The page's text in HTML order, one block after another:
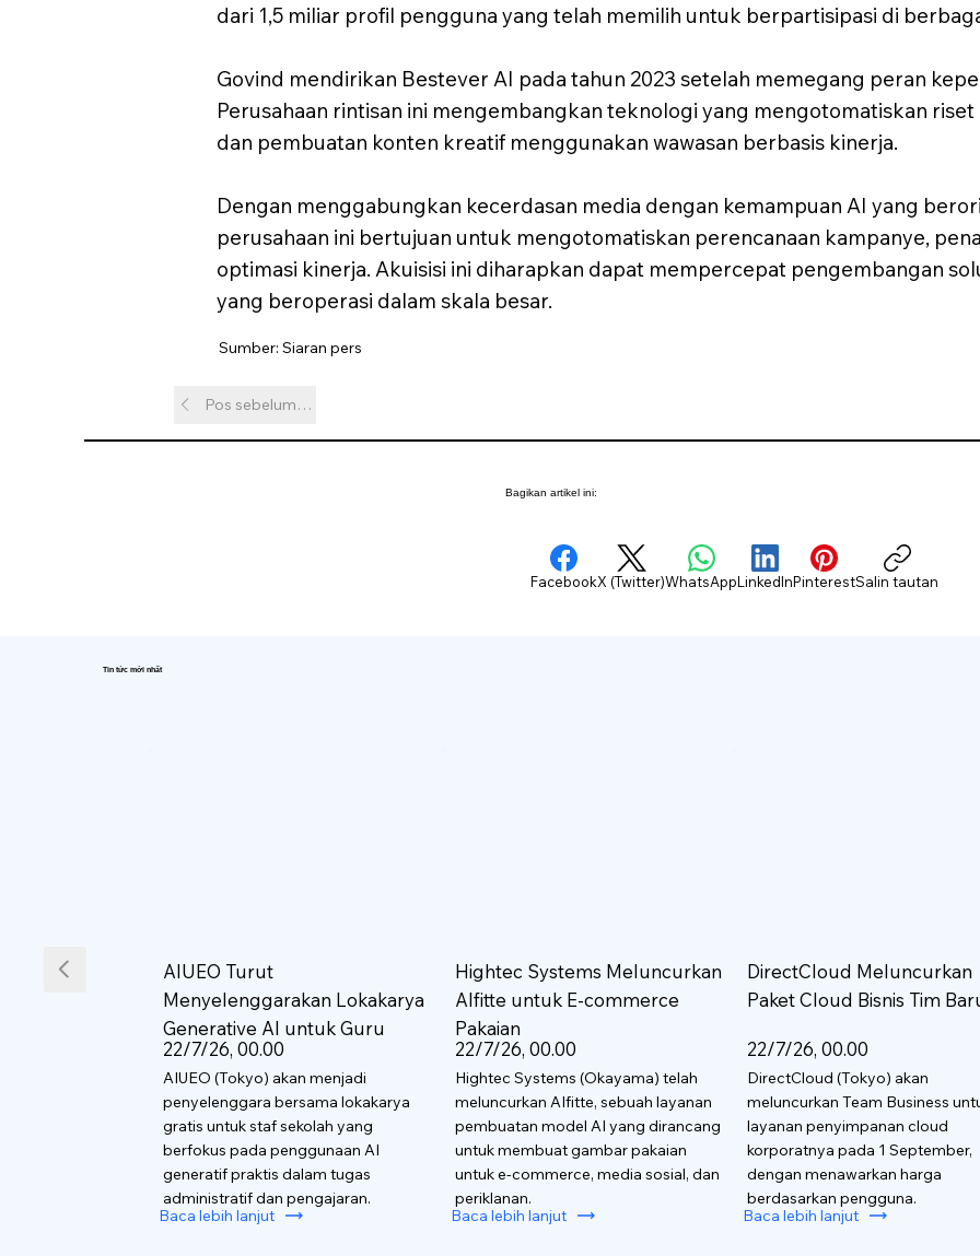
dari 1,5 miliar profil pengguna yang telah memilih untuk berpartisipasi di
Govind mendirikan Bestever AI pada tahun 2023 setelah memegang peran
Perusahaan rintisan ini mengembangkan teknologi yang mengotomatiskan
dan pembuatan konten kreatif menggunakan wawasan berbasis kinerja.
Dengan menggabungkan kecerdasan media dengan kemampuan AI yang
perusahaan ini bertujuan untuk mengotomatiskan perencanaan kampanye,
optimasi kinerja. Akuisisi ini diharapkan dapat mempercepat pengembangan
yang beroperasi dalam skala besar.
Sumber: Siaran pers
Pos sebelumnya
Bagikan artikel ini:
FacebookX (Twitter)WhatsAppLinkedInPinterestSalin tautan
Tin tức mới nhất
AIUEO Turut
Menyelenggarakan Lokakarya
Generative AI untuk Guru
22/7/26, 00.00
AIUEO (Tokyo) akan menjadi
penyelenggara bersama lokakarya
gratis untuk staf sekolah yang
berfokus pada penggunaan AI
generatif praktis dalam tugas
administratif dan pengajaran.
Baca lebih lanjut
Hightec Systems Meluncurkan
AIfitte untuk E-commerce
Pakaian
22/7/26, 00.00
Hightec Systems (Okayama) telah
meluncurkan AIfitte, sebuah layanan
pembuatan model AI yang dirancang
untuk membuat gambar pakaian
untuk e-commerce, media sosial, dan
periklanan.
Baca lebih lanjut
DirectCloud Meluncurkan
Paket Cloud Bisnis Tim
22/7/26, 00.00
DirectCloud (Tokyo) akan
meluncurkan Team Business
layanan penyimpanan cloud
korporatnya pada 1 September,
dengan menawarkan harga
berdasarkan pengguna.
Baca lebih lanjut